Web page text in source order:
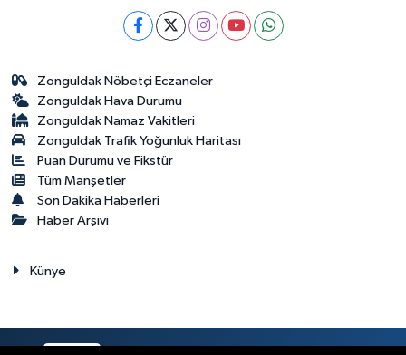
Zonguldak Nöbetçi Eczaneler
Zonguldak Hava Durumu
Zonguldak Namaz Vakitleri
Zonguldak Trafik Yoğunluk Haritası
Puan Durumu ve Fikstür
Tüm Manşetler
Son Dakika Haberleri
Haber Arşivi
Künye